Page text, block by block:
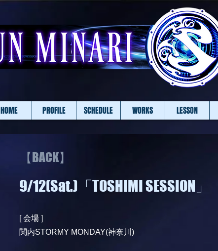
HOME PROFILE SCHEDULE WORKS LESSON
【BACK】
9/12(Sat.)「TOSHIMI SESSION」
[ 会場 ]
関内STORMY MONDAY(神奈川)